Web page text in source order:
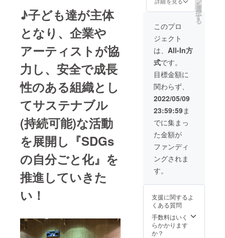
♪子ども達が主体
となり、企業や
アーティストが協
力し、安全で成長
性のある組織とし
てサステナブル
(持続可能)な活動
を展開し『SDGs
の自分ごと化』を
推進していきた
い！
XL)のサ
イズを
「備考
欄に」
ご記入
下さ
い。 記
入がな
い場
合、ラ
ンダム
に選択
したも
のを送
らせて
頂きま
す。 在
庫に
望に添
えない
場合が
ござい
ます。
ンTシャ
ツ × 1枚
MOTTAI
NAIオリ
ジナル
ロゴ入
りタン
ブラー
× 1個
2022年
秋の豊
中公演
1000円
OFF(5
名分)
ホーム
ページ
等への
クレ
ジット
催の
ショッ
プにご
招待 ※
ご希望
のマス
NAI事務
局から
の感謝
状
MOTTAI
NAIオリ
ジナル
ロゴ入
りマス
ク × 2枚
MOTTAI
NAIオリ
ジナル
ロゴ入
りハン
ドタオ
ル × 2枚
MOTTAI
NAIオリ
ジナル
ツ × 1枚
NAIオリ
ジナル
ロゴ入
りタン
ブラー
を
選
択
す
る
このプロ
ジェクト
は、 All-In方
式です。
目標金額に
関わらず、
2022/05/09
23:59:59ま
でに集まっ
た金額が
ファンディ
ングされま
す。
支援に関するよ
くある質問
手数料はいく
らかかります
か？